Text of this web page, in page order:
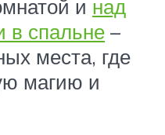
и над
в спальне –
места, где
магию и